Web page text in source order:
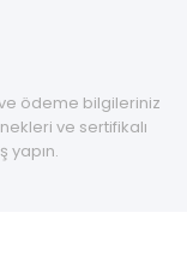
ödeme bilgileriniz
ve sertifikalı
yapın.